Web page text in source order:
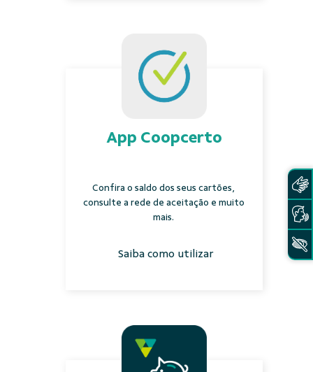
App Coopcerto
Confira o saldo dos seus cartões,
consulte a rede de aceitação e muito
mais.
Saiba como utilizar